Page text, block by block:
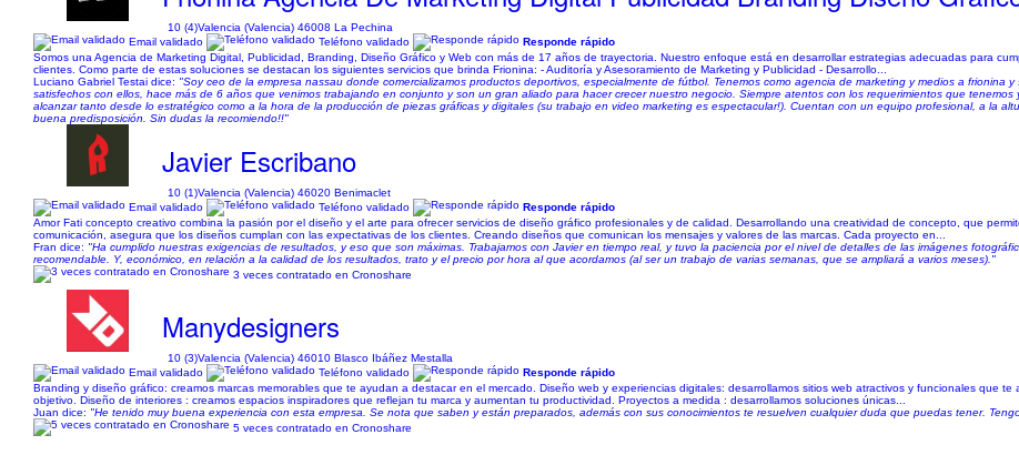
10 (4)Valencia (Valencia) 46008 La Pechina
Email validado
Teléfono validado
Responde rápido
Somos una Agencia de Marketing Digital, Publicidad, Branding, Diseño Gráfico y Web con más de 17 años de trayectoria. Nuestro enfoque está en desarrollar estrategias adecuadas para
clientes. Como parte de estas soluciones se destacan los siguientes servicios que brinda Frionina: - Auditoría y Asesoramiento de Marketing y Publicidad - Desarrollo...
Luciano Gabriel Testai dice: "Soy ceo de la empresa nassau donde comercializamos productos deportivos, especialmente de fútbol. Tenemos como agencia de marketing y medios a frionina
satisfechos con ellos, hace más de 6 años que venimos trabajando en conjunto y son un gran aliado para hacer crecer nuestro negocio. Siempre atentos con los requerimientos que tenemos
alcanzar tanto desde lo estratégico como a la hora de la producción de piezas gráficas y digitales (su trabajo en video marketing es espectacular!). Cuentan con un equipo profesional, a la
buena predisposición. Sin dudas la recomiendo!!"
Javier Escribano
10 (1)Valencia (Valencia) 46020 Benimaclet
Email validado
Teléfono validado
Responde rápido
Amor Fati concepto creativo combina la pasión por el diseño y el arte para ofrecer servicios de diseño gráfico profesionales y de calidad. Desarrollando una creatividad de concepto, que
comunicación, asegura que los diseños cumplan con las expectativas de los clientes. Creando diseños que comunican los mensajes y valores de las marcas. Cada proyecto en...
Fran dice: "Ha cumplido nuestras exigencias de resultados, y eso que son máximas. Trabajamos con Javier en tiempo real, y tuvo la paciencia por el nivel de detalles de las imágenes
recomendable. Y, económico, en relación a la calidad de los resultados, trato y el precio por hora al que acordamos (al ser un trabajo de varias semanas, que se ampliará a varios meses)."
3 veces contratado en Cronoshare
Manydesigners
10 (3)Valencia (Valencia) 46010 Blasco Ibáñez Mestalla
Email validado
Teléfono validado
Responde rápido
Branding y diseño gráfico: creamos marcas memorables que te ayudan a destacar en el mercado. Diseño web y experiencias digitales: desarrollamos sitios web atractivos y funcionales que
objetivo. Diseño de interiores : creamos espacios inspiradores que reflejan tu marca y aumentan tu productividad. Proyectos a medida : desarrollamos soluciones únicas...
Juan dice: "He tenido muy buena experiencia con esta empresa. Se nota que saben y están preparados, además con sus conocimientos te resuelven cualquier duda que puedas tener.
5 veces contratado en Cronoshare